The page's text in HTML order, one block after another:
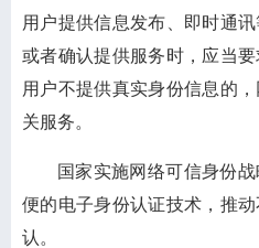
用户提供信息发布、即时通
或者确认提供服务时，应当要
用户不提供真实身份信息的
关服务。
国家实施网络可信身份
便的电子身份认证技术，推
认。